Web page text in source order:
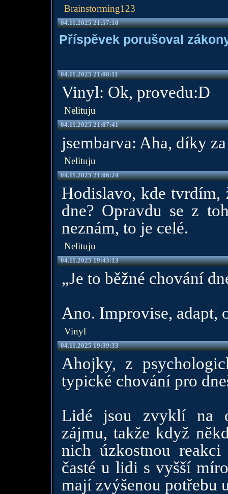
Brainstorming123
04.11.2025 21:57:10
Příspěvek porušoval
04.11.2025 21:08:11
Vinyl: Ok, provedu:D
Nelituju
04.11.2025 21:07:41
jsembarva: Aha, díky
Nelituju
04.11.2025 21:06:24
Hodislavo, kde tvrdím,
dne? Opravdu se z
neznám, to je celé.
Nelituju
04.11.2025 19:43:13
„Je to běžné chování
Ano. Improvise, adapt,
Vinyl
04.11.2025 19:39:33
Ahojky, z
typické chování pro
Lidé jsou zvyklí na
zájmu, takže když
nich úzkostnou
časté u lidi s vyšší
mají zvýšenou potřebu